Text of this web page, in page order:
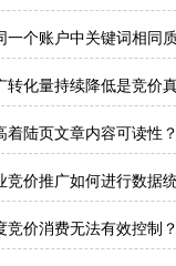
一个账户中关键词相同
转化量持续降低是竞价
着陆页文章内容可读性
竞价推广如何进行数据
竞价消费无法有效控制